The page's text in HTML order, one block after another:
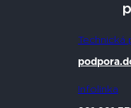
Technická
Infolinka